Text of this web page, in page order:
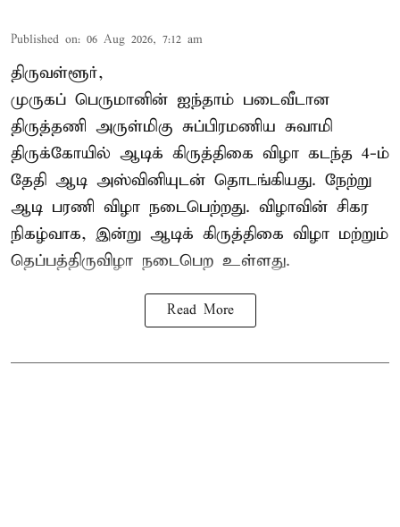
Published on: 06 Aug 2026, 7:12 am
திருவள்ளூர்,
முருகப் பெருமானின் ஐந்தாம் படைவீடான
திருத்தணி அருள்மிகு சுப்பிரமணிய சுவாமி
திருக்கோயில் ஆடிக் கிருத்திகை விழா கடந்த 4-ம்
தேதி ஆடி அஸ்வினியுடன் தொடங்கியது. நேற்று
ஆடி பரணி விழா நடைபெற்றது. விழாவின் சிகர
நிகழ்வாக, இன்று ஆடிக் கிருத்திகை விழா மற்றும்
தெப்பத்திருவிழா நடைபெற உள்ளது.
Read More